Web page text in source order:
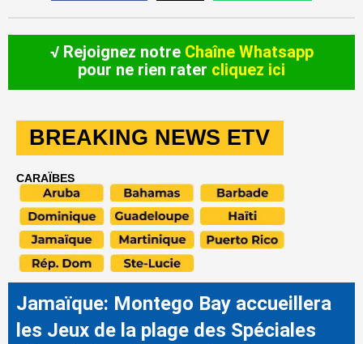
√ Rejoignez notre Chaîne Whatsapp
pour ne rien rater cliquez ici
BREAKING NEWS ETV
CARAÏBES
Jamaïque: Montego Bay accueillera
les Jeux de la plage des Spéciales